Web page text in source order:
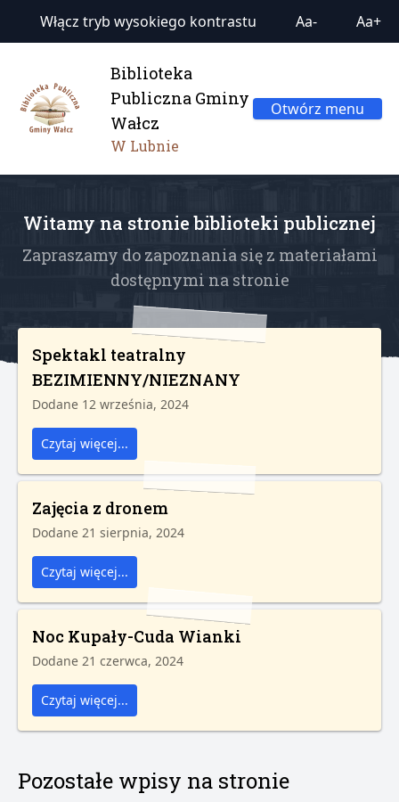
Włącz tryb wysokiego kontrastu Aa- Aa+
Biblioteka
Publiczna Gminy
Wałcz
W Lubnie
Otwórz menu
Witamy na stronie biblioteki publicznej
Zapraszamy do zapoznania się z materiałami
dostępnymi na stronie
Spektakl teatralny
BEZIMIENNY/NIEZNANY
Dodane 12 września, 2024
Czytaj więcej...
Zajęcia z dronem
Dodane 21 sierpnia, 2024
Czytaj więcej...
Noc Kupały-Cuda Wianki
Dodane 21 czerwca, 2024
Czytaj więcej...
Pozostałe wpisy na stronie